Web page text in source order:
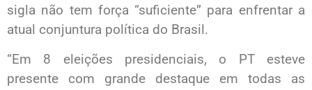
sigla não tem força “suficiente” para enfrentar a
atual conjuntura política do Brasil.
“Em 8 eleições presidenciais, o PT esteve
presente com grande destaque em todas as